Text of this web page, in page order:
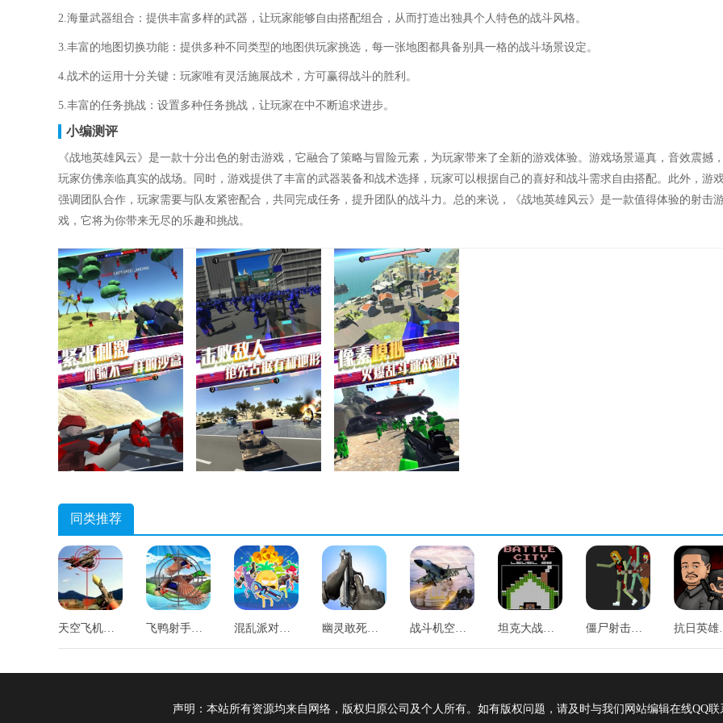
2.海量武器组合：提供丰富多样的武器，让玩家能够自由搭配组合，从而打造出独具个人特色的战斗风格。
3.丰富的地图切换功能：提供多种不同类型的地图供玩家挑选，每一张地图都具备别具一格的战斗场景设定。
4.战术的运用十分关键：玩家唯有灵活施展战术，方可赢得战斗的胜利。
5.丰富的任务挑战：设置多种任务挑战，让玩家在中不断追求进步。
小编测评
《战地英雄风云》是一款十分出色的射击游戏，它融合了策略与冒险元素，为玩家带来了全新的游戏体验。游戏场景逼真，音效震撼
玩家仿佛亲临真实的战场。同时，游戏提供了丰富的武器装备和战术选择，玩家可以根据自己的喜好和战斗需求自由搭配。此外，游
强调团队合作，玩家需要与队友紧密配合，共同完成任务，提升团队的战斗力。总的来说，《战地英雄风云》是一款值得体验的射击
戏，它将为你带来无尽的乐趣和挑战。
同类推荐
天空飞机射击手游直装版 飞鸭射手手机版 混乱派对通用版 幽灵敢死队直装游戏版 战斗机空袭射手通用版 坦克大战游戏最新版 僵尸射击与防御手游免费版 抗日
声明：本站所有资源均来自网络，版权归原公司及个人所有。如有版权问题，请及时与我们网站编辑在线QQ联